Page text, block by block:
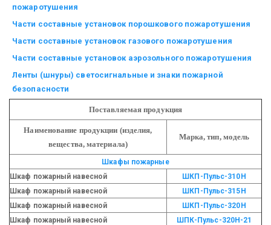
пожаротушения
Части составные установок порошкового пожаротушения
Части составные установок газового пожаротушения
Части составные установок аэрозольного пожаротушения
Ленты (шнуры) светосигнальные и знаки пожарной
безопасности
Поставляемая продукция
Наименование продукции (изделия,
вещества, материала)
Марка, тип, модель
Шкафы пожарные
Шкаф пожарный навесной
ШКП-Пульс-310Н
Шкаф пожарный навесной
ШКП-Пульс-315Н
Шкаф пожарный навесной
ШКП-Пульс-320Н
Шкаф пожарный навесной
ШПК-Пульс-320Н-21